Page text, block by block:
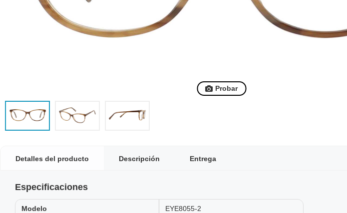
Probar
Detalles del producto Descripción Entrega
Especificaciones
Modelo EYE8055-2